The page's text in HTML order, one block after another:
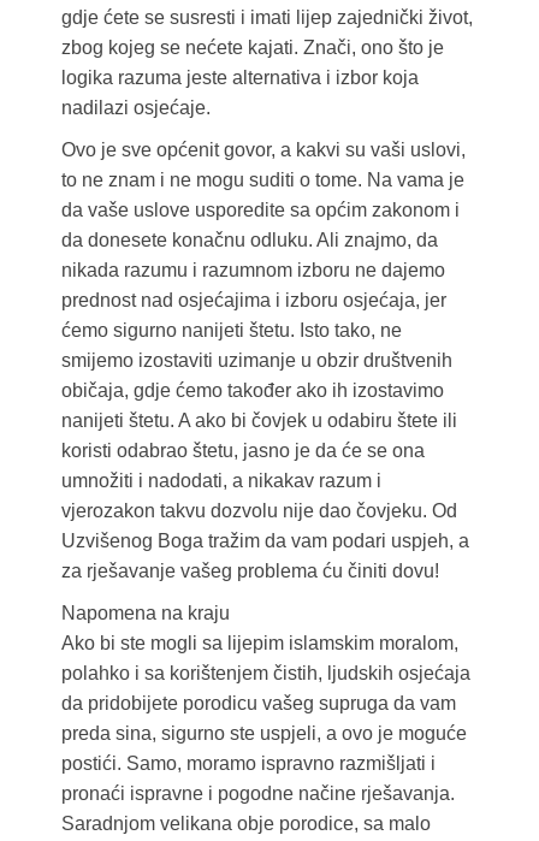
gdje ćete se susresti i imati lijep zajednički život,
zbog kojeg se nećete kajati. Znači, ono što je
logika razuma jeste alternativa i izbor koja
nadilazi osjećaje.
Ovo je sve općenit govor, a kakvi su vaši uslovi,
to ne znam i ne mogu suditi o tome. Na vama je
da vaše uslove usporedite sa općim zakonom i
da donesete konačnu odluku. Ali znajmo, da
nikada razumu i razumnom izboru ne dajemo
prednost nad osjećajima i izboru osjećaja, jer
ćemo sigurno nanijeti štetu. Isto tako, ne
smijemo izostaviti uzimanje u obzir društvenih
običaja, gdje ćemo također ako ih izostavimo
nanijeti štetu. A ako bi čovjek u odabiru štete ili
koristi odabrao štetu, jasno je da će se ona
umnožiti i nadodati, a nikakav razum i
vjerozakon takvu dozvolu nije dao čovjeku. Od
Uzvišenog Boga tražim da vam podari uspjeh, a
za rješavanje vašeg problema ću činiti dovu!
Napomena na kraju
Ako bi ste mogli sa lijepim islamskim moralom,
polahko i sa korištenjem čistih, ljudskih osjećaja
da pridobijete porodicu vašeg supruga da vam
preda sina, sigurno ste uspjeli, a ovo je moguće
postići. Samo, moramo ispravno razmišljati i
pronaći ispravne i pogodne načine rješavanja.
Saradnjom velikana obje porodice, sa malo